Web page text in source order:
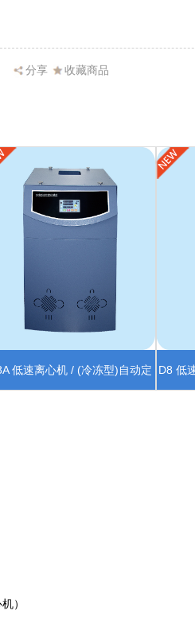
分享 收藏商品
低速离心机 / (冷冻型)自动定 D8 低
）